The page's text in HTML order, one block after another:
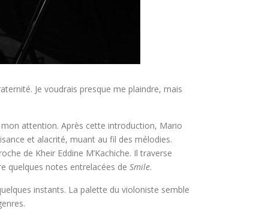
Je voudrais presque me plaindre, mais
attention. Après cette introduction, Mario
et alacrité, muant au fil des mélodies.
de Kheir Eddine M’Kachiche. Il traverse
quelques notes entrelacées de Smile.
instants. La palette du violoniste semble